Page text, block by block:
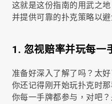
这就是这份指南的用武之
并提供可靠的扑克策略以避
1. 忽视赔率并玩每一
准备好深入了解了吗？太好
你还记得刚开始玩扑克时
你每一手牌都参与，对吧